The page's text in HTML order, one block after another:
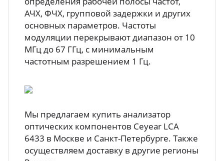
АЧХ, ФЧХ, групповой задержки и других
основных параметров. Частоты
модуляции перекрывают диапазон от 10
МГц до 67 ГГц, с минимальным
частотным разрешением 1 Гц.
Мы предлагаем купить анализатор
оптических компонентов Ceyear LCA
6433 в Москве и Санкт-Петербурге. Также
осуществляем доставку в другие регионы